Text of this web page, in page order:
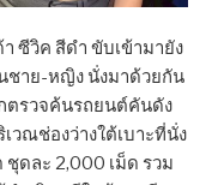
ซีวิค สีดำ ขับเข้ามายัง
ชาย-หญิง นั่งมาด้วยกัน
ตรวจค้นรถยนต์คันดัง
วณช่องว่างใต้เบาะที่นั่ง
ดละ 2,000 เม็ด รวม